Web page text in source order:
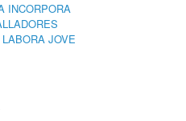
INCORPORA
JOVE